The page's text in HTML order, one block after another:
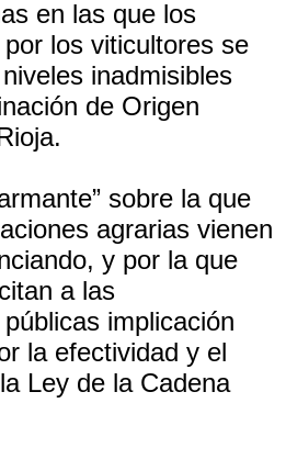
en las que los
los viticultores se
inadmisibles
de Origen
sobre la que
agrarias vienen
y por la que
a las
implicación
la efectividad y el
Ley de la Cadena